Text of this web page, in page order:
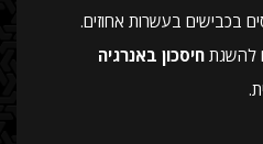
בכבישים בעשרות אחוזים.
להשגת חיסכון באנרגיה